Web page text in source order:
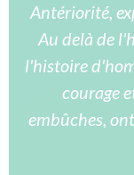
Antériorité,
Au delà de
l'histoire
courage
embûches,